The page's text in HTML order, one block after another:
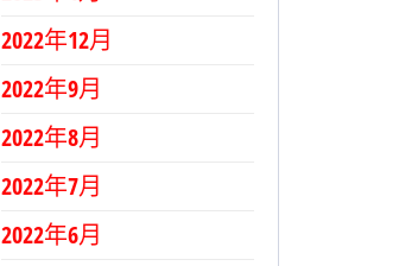
2022年12月
2022年9月
2022年8月
2022年7月
2022年6月